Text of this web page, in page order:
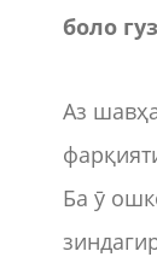
боло
Аз
Ба ӯ